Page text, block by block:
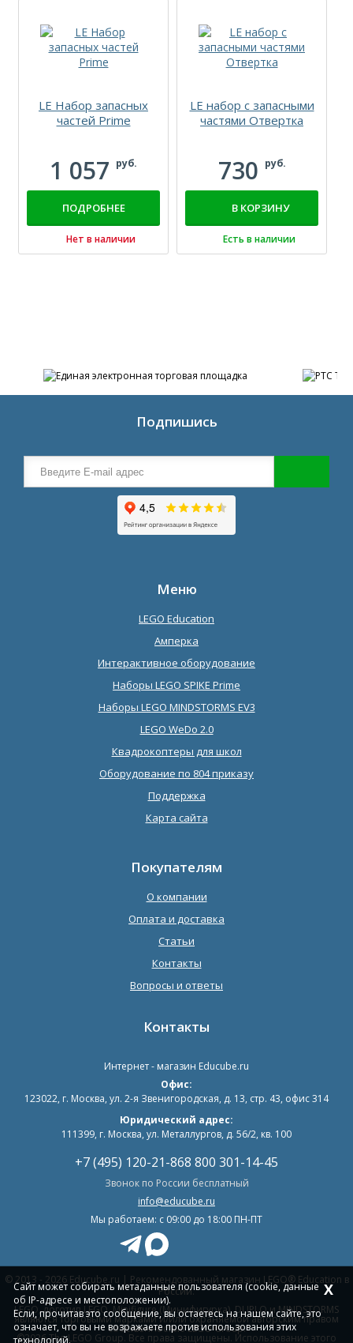
LE Набор запасных
частей Prime
1 057 руб.
ПОДРОБНЕЕ
Нет в наличии
LE набор с запасными
частями Отвертка
730 руб.
В КОРЗИНУ
Есть в наличии
Подпишись
Меню
LEGO Education
Амперка
Интерактивное оборудование
Наборы LEGO SPIKE Prime
Наборы LEGO MINDSTORMS EV3
LEGO WeDo 2.0
Квадрокоптеры для школ
Оборудование по 804 приказу
Поддержка
Карта сайта
Покупателям
О компании
Оплата и доставка
Статьи
Контакты
Вопросы и ответы
Контакты
Интернет - магазин Educube.ru
Офис:
123022, г. Москва, ул. 2-я Звенигородская, д. 13, стр. 43, офис 314
Юридический адрес:
111399, г. Москва, ул. Металлургов, д. 56/2, кв. 100
+7 (495) 120-21-868 800 301-14-45
Звонок по России бесплатный
info@educube.ru
Мы работаем: c 09:00 до 18:00 ПН-ПТ
© 2013 - 2026 Educube.ru | Рекомендованный магазин LEGO® Education в
России.
LEGO, логотип LEGO, Minifigure (Минифигурка), DUPLO и MINDSTORMS
являются торговыми марками и/или охраняемой авторским правом
собственностью LEGO Group.
©2026 The LEGO Group. Все права защищены. Использование этого
X
Сайт может собирать метаданные пользователя (cookie, данные
об IP-адресе и местоположении).
Если, прочитав это сообщение, вы остаетесь на нашем сайте, это
означает, что вы не возражаете против использования этих
технологий.